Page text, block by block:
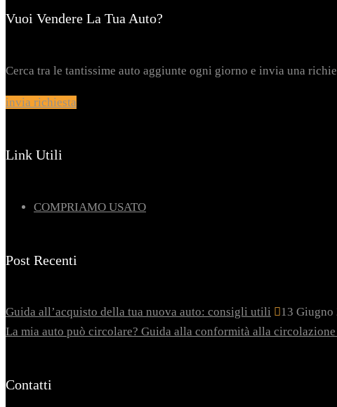
Vuoi Vendere La Tua Auto?
Cerca tra le tantissime auto aggiunte ogni giorno e invia una
invia richiesta
Link Utili
COMPRIAMO USATO
Post Recenti
Guida all’acquisto della tua nuova auto: consigli utili
13 Giugno
La mia auto può circolare? Guida alla conformità alla
Contatti